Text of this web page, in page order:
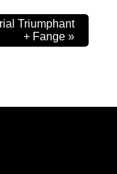
Triumphant
+ Fange »